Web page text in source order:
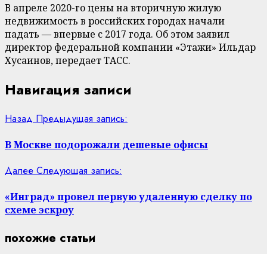
В апреле 2020-го цены на вторичную жилую
недвижимость в российских городах начали
падать — впервые с 2017 года. Об этом заявил
директор федеральной компании «Этажи» Ильдар
Хусаинов, передает ТАСС.
Навигация записи
Назад Предыдущая запись:
В Москве подорожали дешевые офисы
Далее Следующая запись:
«Инград» провел первую удаленную сделку по
схеме эскроу
похожие статьи